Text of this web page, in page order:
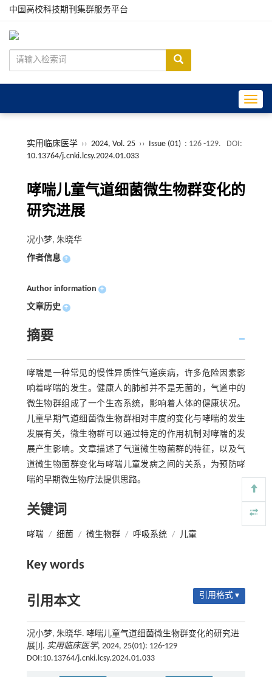
中国高校科技期刊集群服务平台
实用临床医学 ›› 2024, Vol. 25 ›› Issue (01) : 126 -129.
DOI:
10.13764/j.cnki.lcsy.2024.01.033
哮喘儿童气道细菌微生物群变化的
研究进展
况小梦, 朱晓华
作者信息 +
Author information +
文章历史 +
摘要
哮喘是一种常见的慢性异质性气道疾病，许多危险因素影
响着哮喘的发生。健康人的肺部并不是无菌的，气道中的
微生物群组成了一个生态系统，影响着人体的健康状况。
儿童早期气道细菌微生物群相对丰度的变化与哮喘的发生
发展有关，微生物群可以通过特定的作用机制对哮喘的发
展产生影响。文章描述了气道微生物菌群的特征，以及气
道微生物菌群变化与哮喘儿童发病之间的关系，为预防哮
喘的早期微生物疗法提供思路。
关键词
哮喘 / 细菌 / 微生物群 / 呼吸系统 / 儿童
Key words
引用本文 引用格式 ▾
况小梦, 朱晓华. 哮喘儿童气道细菌微生物群变化的研究进
展[J]. 实用临床医学, 2024, 25(01): 126-129
DOI:10.13764/j.cnki.lcsy.2024.01.033